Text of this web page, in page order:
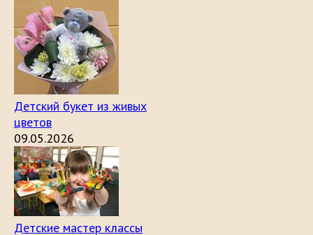
Детский букет из живых
цветов
09.05.2026
Детские мастер классы